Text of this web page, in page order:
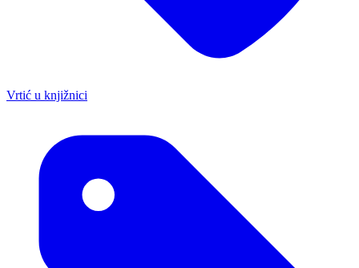
Vrtić u knjižnici